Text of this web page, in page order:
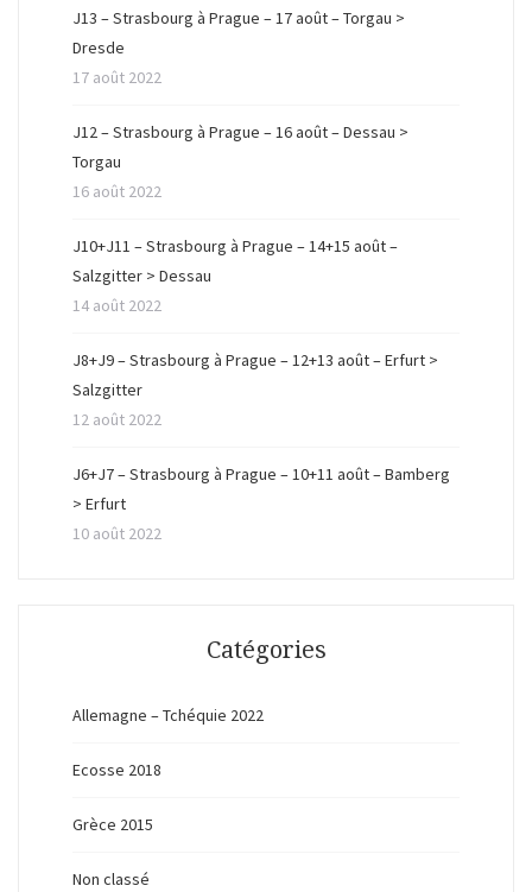
ê
t
r
e
ê
)
t
J13 – Strasbourg à Prague – 17 août – Torgau >
Dresde
17 août 2022
J12 – Strasbourg à Prague – 16 août – Dessau >
Torgau
16 août 2022
J10+J11 – Strasbourg à Prague – 14+15 août –
Salzgitter > Dessau
14 août 2022
J8+J9 – Strasbourg à Prague – 12+13 août – Erfurt >
Salzgitter
12 août 2022
J6+J7 – Strasbourg à Prague – 10+11 août – Bamberg
> Erfurt
10 août 2022
Catégories
Allemagne – Tchéquie 2022
Ecosse 2018
Grèce 2015
Non classé